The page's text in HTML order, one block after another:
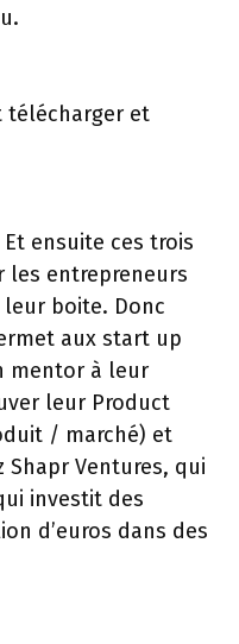
télécharger et
ensuite ces trois
les entrepreneurs
boite. Donc
aux start up
mentor à leur
leur Product
/ marché) et
Shapr Ventures, qui
investit des
d’euros dans des